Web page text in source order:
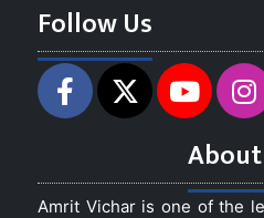
Follow Us
Amrit Vichar is one of the